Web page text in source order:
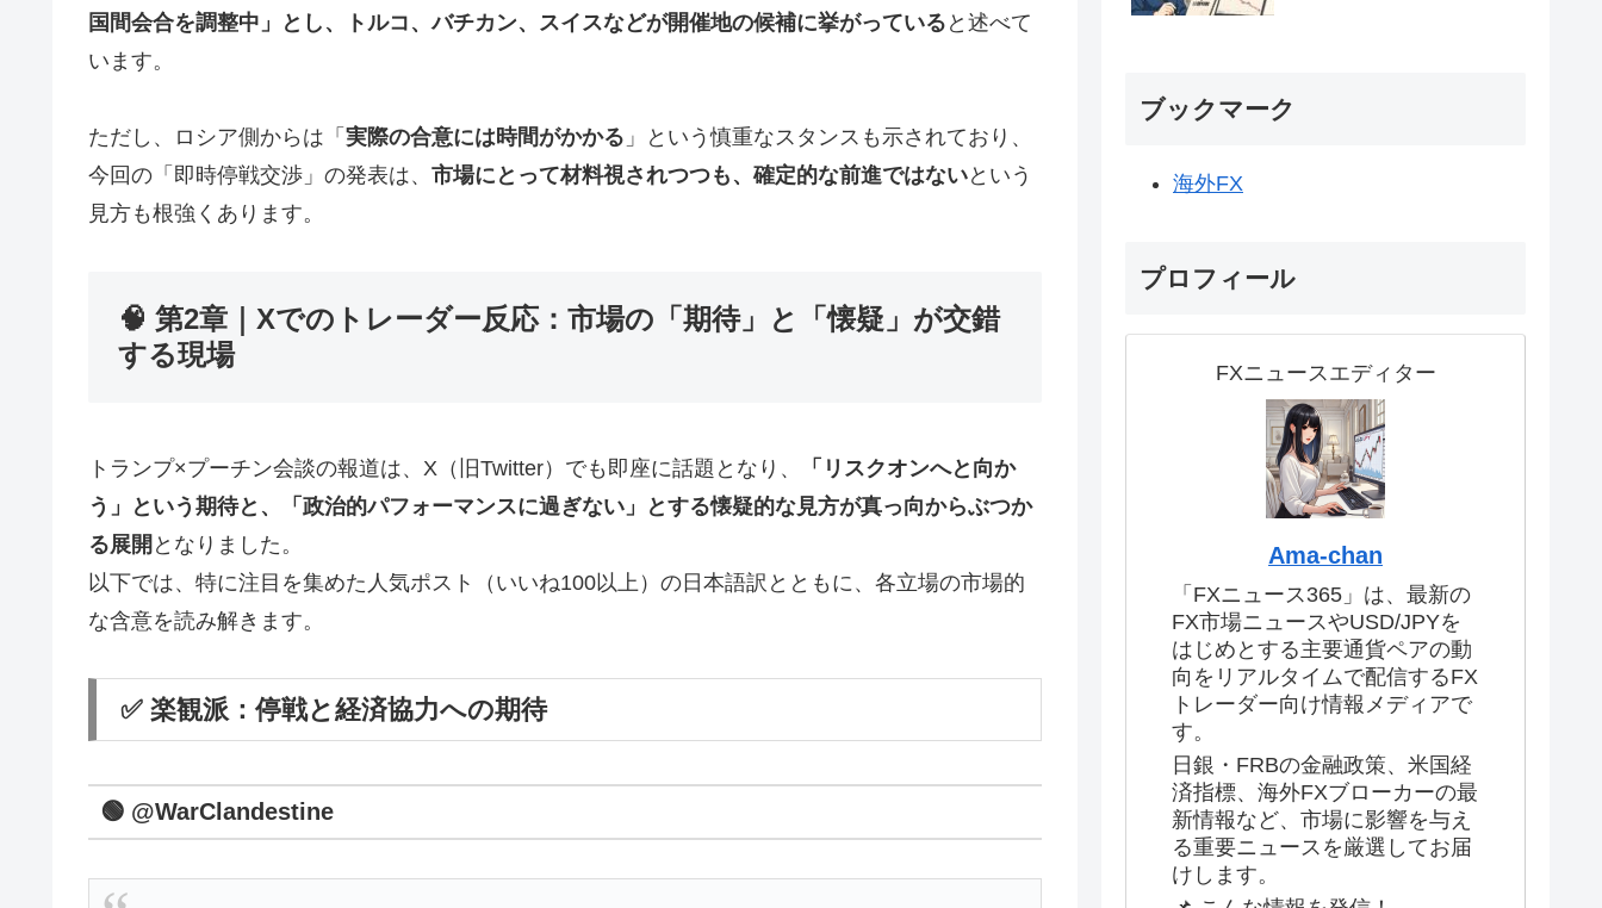
国間会合を調整中」とし、トルコ、バチカン、スイスなどが開催地の候補に挙がっている と述べて
います。
ただし、ロシア側からは「 実際の合意には時間がかかる 」という慎重なスタンスも示されており、
今回の「即時停戦交渉」の発表は、 市場にとって材料視されつつも、確定的な前進ではないという
見方も根強くあります。
🧠 第2章｜Xでのトレーダー反応：市場の「期待」と「懐疑」が交錯
する現場
トランプ×プーチン会談の報道は、X（旧Twitter）でも即座に話題となり、
「リスクオンへと向か
う」という期待と、「政治的パフォーマンスに過ぎない」とする懐疑的な見方が真っ向からぶつか
る展開 となりました。
以下では、特に注目を集めた人気ポスト（いいね100以上）の日本語訳とともに、各立場の市場的
な含意を読み解きます。
✅ 楽観派：停戦と経済協力への期待
🟢 @WarClandestine
ブックマーク
海外FX
プロフィール
FXニュースエディター
Ama-chan
「FXニュース365」は、最新の
FX市場ニュースやUSD/JPYを
はじめとする主要通貨ペアの動
向をリアルタイムで配信するFX
トレーダー向け情報メディアで
す。
日銀・FRBの金融政策、米国経
済指標、海外FXブローカーの最
新情報など、市場に影響を与え
る重要ニュースを厳選してお届
けします。